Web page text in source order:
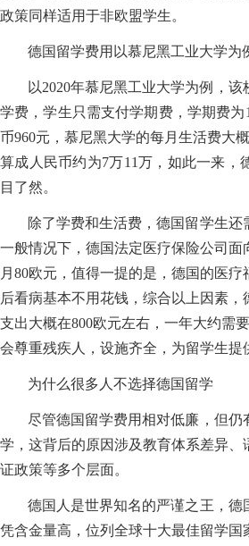
政策同样适用于非欧盟学生。
德国留学费用以慕尼黑工业大学为
以2020年慕尼黑工业大学为例，
学费，学生只需支付学期费，学期费为
币960元，慕尼黑大学的每月生活费大
算成人民币约为7万11万，如此一来，
目了然。
除了学费和生活费，德国留学生还
一般情况下，德国法定医疗保险公司面
月80欧元，值得一提的是，德国的医
后看病基本不用花钱，综合以上因素，
支出大概在800欧元左右，一年大约需
会尊重残疾人，设施齐全，为留学生提
为什么很多人不选择德国留学
尽管德国留学费用相对低廉，但仍
学，这背后的原因涉及教育体系差异、
证政策等多个层面。
德国人是世界知名的严谨之王，德
凭含金量高，位列全球十大最佳留学国